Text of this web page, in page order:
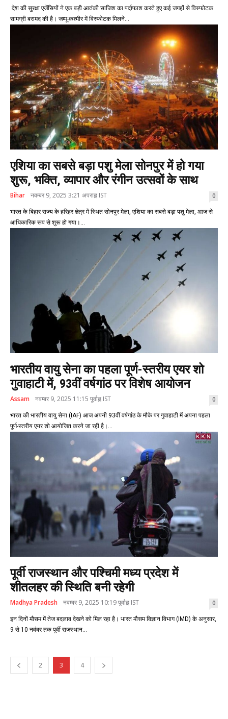
देश की सुरक्षा एजेंसियों ने एक बड़ी आतंकी साजिश का पर्दाफाश करते हुए कई जगहों से विस्फोटक
सामग्री बरामद की है। जम्मू-कश्मीर में विस्फोटक मिलने...
एशिया का सबसे बड़ा पशु मेला सोनपुर में हो गया
शुरू, भक्ति, व्यापार और रंगीन उत्सवों के साथ
Bihar नवम्बर 9, 2025 3:21 अपराह्न IST 0
भारत के बिहार राज्य के हरिहर क्षेत्र में स्थित सोनपुर मेला, एशिया का सबसे बड़ा पशु मेला, आज से
आधिकारिक रूप से शुरू हो गया।...
भारतीय वायु सेना का पहला पूर्ण-स्तरीय एयर शो
गुवाहाटी में, 93वीं वर्षगांठ पर विशेष आयोजन
Assam नवम्बर 9, 2025 11:15 पूर्वाह्न IST 0
भारत की भारतीय वायु सेना (IAF) आज अपनी 93वीं वर्षगांठ के मौके पर गुवाहाटी में अपना पहला
पूर्ण-स्तरीय एयर शो आयोजित करने जा रही है।...
पूर्वी राजस्थान और पश्चिमी मध्य प्रदेश में
शीतलहर की स्थिति बनी रहेगी
Madhya Pradesh नवम्बर 9, 2025 10:19 पूर्वाह्न IST 0
इन दिनों मौसम में तेज बदलाव देखने को मिल रहा है। भारत मौसम विज्ञान विभाग (IMD) के अनुसार,
9 से 10 नवंबर तक पूर्वी राजस्थान...
2 3 4